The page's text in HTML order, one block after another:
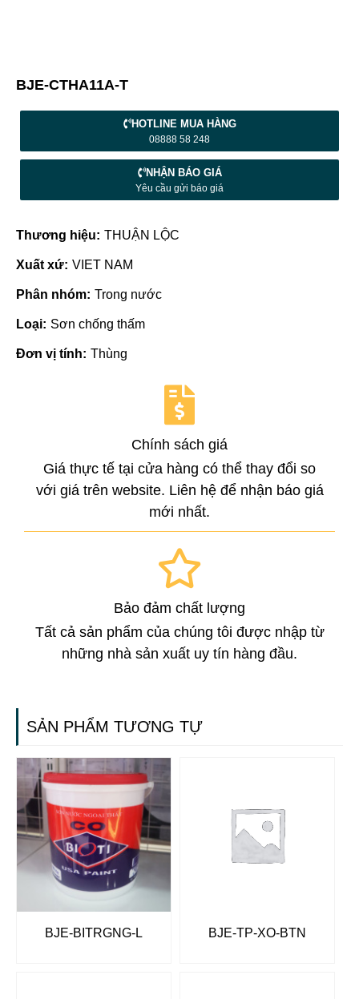
BJE-CTHA11A-T
HOTLINE MUA HÀNG
08888 58 248
NHẬN BÁO GIÁ
Yêu cầu gửi báo giá
Thương hiệu: THUẬN LỘC
Xuất xứ: VIET NAM
Phân nhóm: Trong nước
Loại: Sơn chống thấm
Đơn vị tính: Thùng
Chính sách giá
Giá thực tế tại cửa hàng có thể thay đổi so
với giá trên website. Liên hệ để nhận báo giá
mới nhất.
Bảo đảm chất lượng
Tất cả sản phẩm của chúng tôi được nhập từ
những nhà sản xuất uy tín hàng đầu.
SẢN PHẨM TƯƠNG TỰ
BJE-BITRGNG-L BJE-TP-XO-BTN